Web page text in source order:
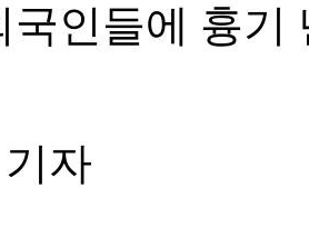
국인들에 흉
자